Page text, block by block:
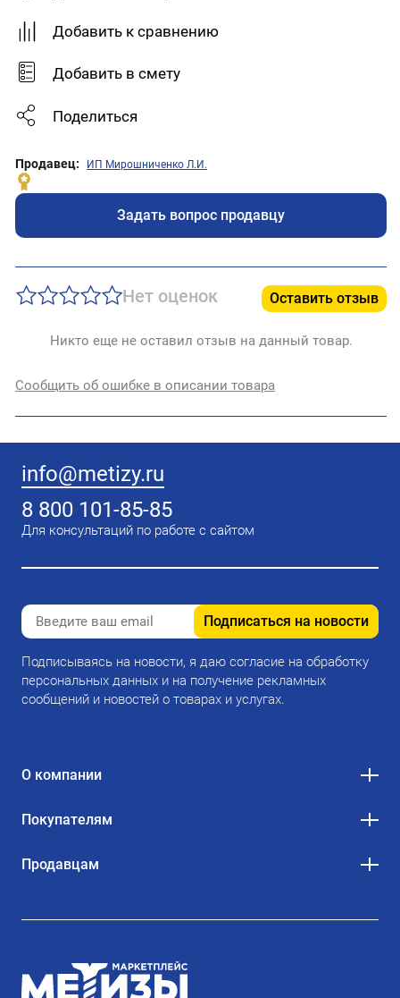
Добавить к сравнению
Добавить в смету
Поделиться
Продавец: ИП Мирошниченко Л.И.
Задать вопрос продавцу
Нет оценок Оставить отзыв
Никто еще не оставил отзыв на данный товар.
Сообщить об ошибке в описании товара
info@metizy.ru
8 800 101-85-85
Для консультаций по работе с сайтом
Подписаться на новости
Подписываясь на новости, я даю согласие на обработку
персональных данных и на получение рекламных
сообщений и новостей о товарах и услугах.
О компании
Покупателям
Продавцам